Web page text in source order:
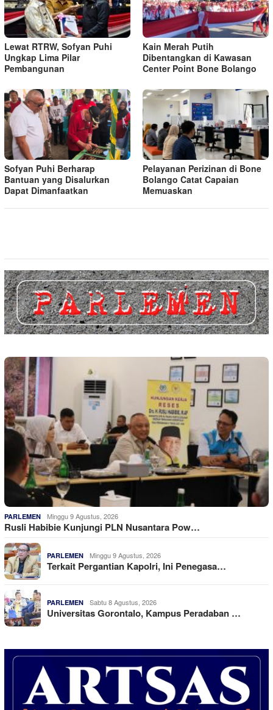
Lewat RTRW, Sofyan Puhi
Ungkap Lima Pilar
Pembangunan
Kain Merah Putih
Dibentangkan di Kawasan
Center Point Bone Bolango
Sofyan Puhi Berharap
Bantuan yang Disalurkan
Dapat Dimanfaatkan
Pelayanan Perizinan di Bone
Bolango Catat Capaian
Memuaskan
PARLEMEN Minggu 9 Agustus, 2026
Rusli Habibie Kunjungi PLN Nusantara Pow…
PARLEMEN Minggu 9 Agustus, 2026
Terkait Pergantian Kapolri, Ini Penegasa…
PARLEMEN Sabtu 8 Agustus, 2026
Universitas Gorontalo, Kampus Peradaban …